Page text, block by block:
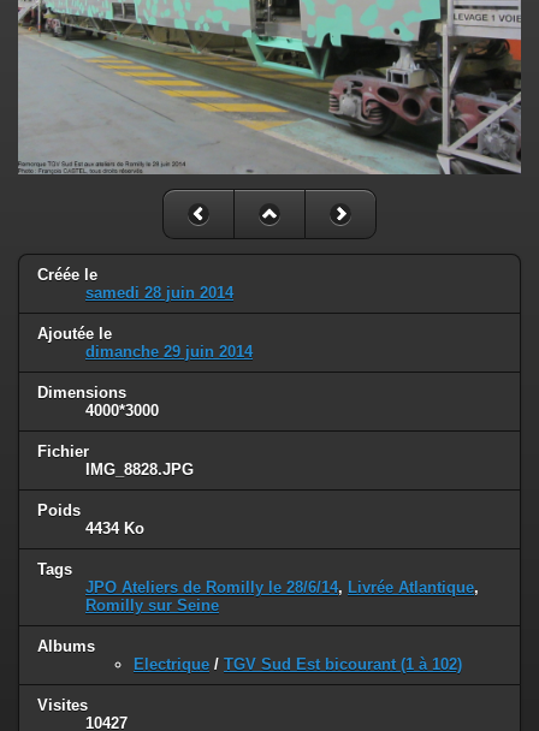
Créée le
samedi 28 juin 2014
Ajoutée le
dimanche 29 juin 2014
Dimensions
4000*3000
Fichier
IMG_8828.JPG
Poids
4434 Ko
Tags
JPO Ateliers de Romilly le 28/6/14, Livrée Atlantique,
Romilly sur Seine
Albums
Electrique / TGV Sud Est bicourant (1 à 102)
Visites
10427